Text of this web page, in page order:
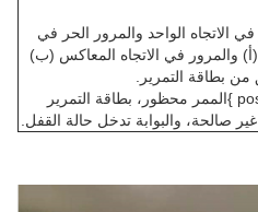
الاتجاه الواحد والمرور الحر في
(أ) والمرور في الاتجاه المعاكس (ب)
من بطاقة التمرير.
{\pos (190,230) }الممر محظور، بطاقة التمرير
غير صالحة، والبوابة تدخل حالة القفل.